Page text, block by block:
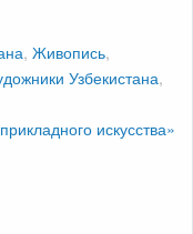
, Живопись,
Узбекистана,
искусства»